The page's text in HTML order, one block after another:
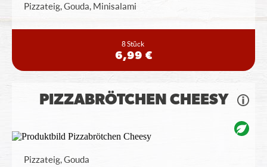
Pizzateig, Gouda, Minisalami
8 Stück
6,99 €
PIZZABRÖTCHEN CHEESY
Pizzateig, Gouda